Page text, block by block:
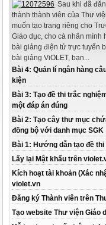
Sau khi đã
thành thành viên của Thư
muốn tạo trang riêng cho
Giáo dục, cho cá nhân mình
bài giảng điện tử trực tuyến
bài giảng ViOLET, bạn...
Bài 4: Quản lí ngân hàng
kiện
Bài 3: Tạo đề thi trắc
một đáp án đúng
Bài 2: Tạo cây thư mục
đồng bộ với danh mục SGK
Bài 1: Hướng dẫn tạo đề
Lấy lại Mật khẩu trên
Kích hoạt tài khoản (Xác
violet.vn
Đăng ký Thành viên trên
Tạo website Thư viện Giáo